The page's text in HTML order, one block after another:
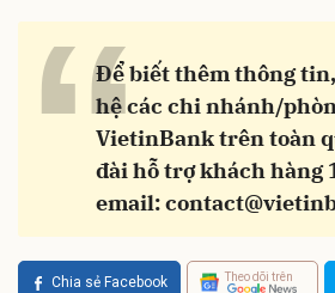
“Để biết thêm thông
hệ các chi nhánh/
VietinBank trên toàn
đài hỗ trợ khách hàng
email:
Chia sẻ Facebook Theo dõi trên